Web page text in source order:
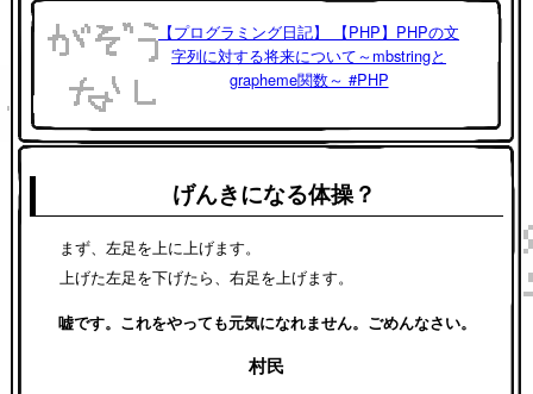
【プログラミング日記】 【PHP】PHPの文
字列に対する将来について～mbstringと
grapheme関数～ #PHP
げんきになる体操？
まず、左足を上に上げます。
上げた左足を下げたら、右足を上げます。
嘘です。これをやっても元気になれません。ごめんなさい。
村民